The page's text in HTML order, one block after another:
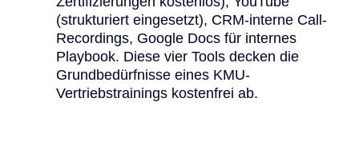
(strukturiert eingesetzt), CRM-interne Call-
Recordings, Google Docs für internes
Playbook. Diese vier Tools decken die
Grundbedürfnisse eines KMU-
Vertriebstrainings kostenfrei ab.